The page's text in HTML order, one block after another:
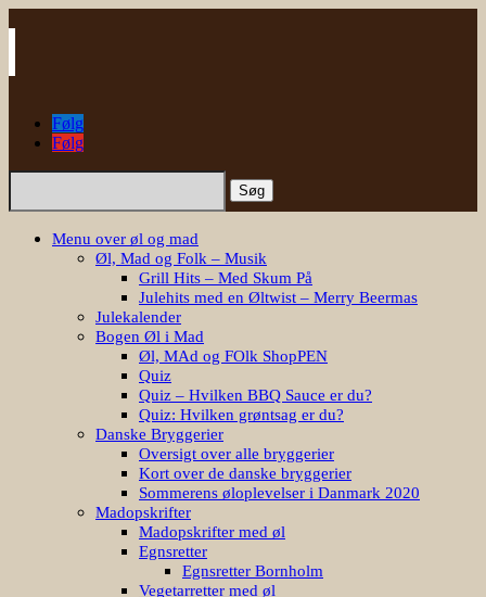
Følg
Følg
Søg
Menu over øl og mad
Øl, Mad og Folk – Musik
Grill Hits – Med Skum På
Julehits med en Øltwist – Merry Beermas
Julekalender
Bogen Øl i Mad
Øl, MAd og FOlk ShopPEN
Quiz
Quiz – Hvilken BBQ Sauce er du?
Quiz: Hvilken grøntsag er du?
Danske Bryggerier
Oversigt over alle bryggerier
Kort over de danske bryggerier
Sommerens øloplevelser i Danmark 2020
Madopskrifter
Madopskrifter med øl
Egnsretter
Egnsretter Bornholm
Vegetarretter med øl